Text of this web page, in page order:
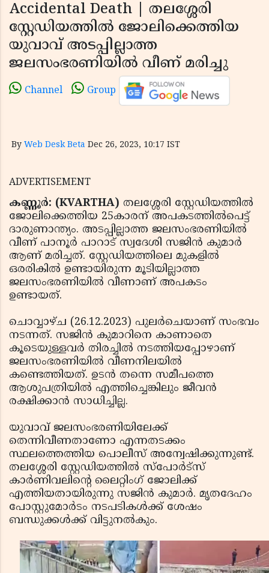
Accidental Death | തലശ്ശേരി
സ്റ്റേഡിയത്തില്‍ ജോലിക്കെത്തിയ
യുവാവ് അടപ്പില്ലാത്ത
ജലസംഭരണിയില്‍ വീണ് മരിച്ചു
Channel Group
By Web Desk Beta Dec 26, 2023, 10:17 IST
ADVERTISEMENT
കണ്ണൂര്‍: (KVARTHA) തലശ്ശേരി സ്റ്റേഡിയത്തില്‍
ജോലിക്കെത്തിയ 25കാരന് അപകടത്തില്‍പെട്ട്
ദാരുണാന്ത്യം. അടപ്പില്ലാത്ത ജലസംഭരണിയില്‍
വീണ് പാനൂര്‍ പാറാട് സ്വദേശി സജിന്‍ കുമാര്‍
ആണ് മരിച്ചത്. സ്റ്റേഡിയത്തിലെ മുകളില്‍
ഒരരികില്‍ ഉണ്ടായിരുന്ന മൂടിയില്ലാത്ത
ജലസംഭരണിയില്‍ വീണാണ് അപകടം
ഉണ്ടായത്.
ചൊവ്വാഴ്ച (26.12.2023) പുലര്‍ചെയാണ് സംഭവം
നടന്നത്. സജിന്‍ കുമാറിനെ കാണാതെ
കൂടെയുള്ളവര്‍ തിരച്ചില്‍ നടത്തിയപ്പോഴാണ്
ജലസംഭരണിയില്‍ വീണനിലയില്‍
കണ്ടെത്തിയത്. ഉടന്‍ തന്നെ സമീപത്തെ
ആശുപത്രിയില്‍ എത്തിച്ചെങ്കിലും ജീവന്‍
രക്ഷിക്കാന്‍ സാധിച്ചില്ല.
യുവാവ് ജലസംഭരണിയിലേക്ക്
തെന്നിവീണതാണോ എന്നതടക്കം
സ്ഥലത്തെത്തിയ പൊലീസ് അന്വേഷിക്കുന്നുണ്ട്.
തലശ്ശേരി സ്റ്റേഡിയത്തില്‍ സ്‌പോര്‍ട്‌സ്
കാര്‍ണിവലിന്റെ ലൈറ്റിംഗ് ജോലിക്ക്
എത്തിയതായിരുന്നു സജിന്‍ കുമാര്‍. മൃതദേഹം
പോസ്റ്റുമോര്‍ടം നടപടികള്‍ക്ക് ശേഷം
ബന്ധുക്കള്‍ക്ക് വിട്ടുനല്‍കും.